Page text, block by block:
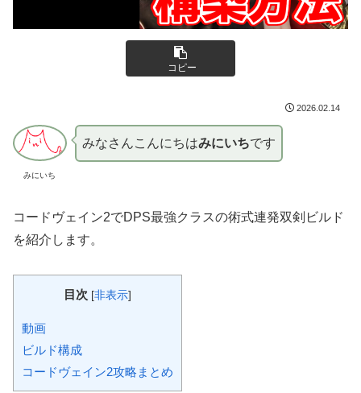
コピー
2026.02.14
みにいち
みなさんこんにちはみにいちです
コードヴェイン2でDPS最強クラスの術式連発双剣ビルド
を紹介します。
目次 [非表示]
動画
ビルド構成
コードヴェイン2攻略まとめ